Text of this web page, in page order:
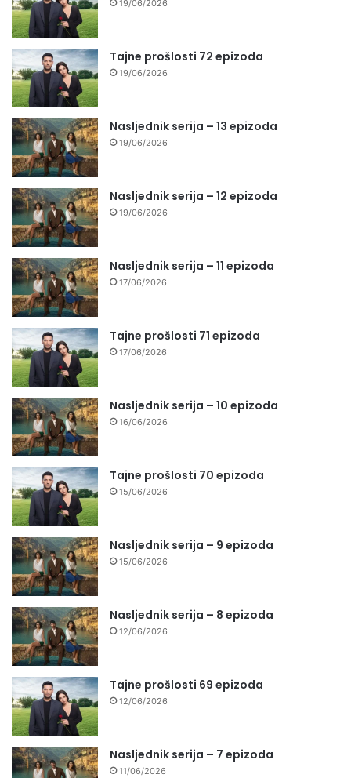
19/06/2026
Tajne prošlosti 72 epizoda
19/06/2026
Nasljednik serija – 13 epizoda
19/06/2026
Nasljednik serija – 12 epizoda
19/06/2026
Nasljednik serija – 11 epizoda
17/06/2026
Tajne prošlosti 71 epizoda
17/06/2026
Nasljednik serija – 10 epizoda
16/06/2026
Tajne prošlosti 70 epizoda
15/06/2026
Nasljednik serija – 9 epizoda
15/06/2026
Nasljednik serija – 8 epizoda
12/06/2026
Tajne prošlosti 69 epizoda
12/06/2026
Nasljednik serija – 7 epizoda
11/06/2026